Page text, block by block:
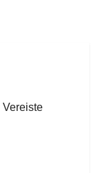
Vereiste